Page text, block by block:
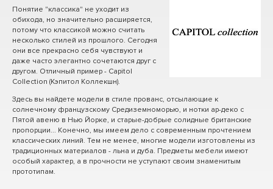
Понятие "классика" не уходит из
обихода, но значительно расширяется,
потому что классикой можно считать
несколько стилей из прошлого. Сегодня
они все прекрасно себя чувствуют и
даже часто элегантно сочетаются друг с
другом. Отличный пример - Capitol
Collection (Кэпитол Коллекшн).
Здесь вы найдете модели в стиле прованс, отсылающие к
солнечному французскому Средиземноморью, и нотки ар-деко с
Пятой авеню в Нью Йорке, и старые-добрые солидные британские
пропорции... Конечно, мы имеем дело с современным прочтением
классических линий. Тем не менее, многие модели изготовлены из
традиционных материалов - льна и дуба. Предметы мебели имеют
особый характер, а в прочности не уступают своим знаменитым
прототипам.